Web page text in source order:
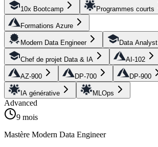
10x Bootcamp Programmes courts
Formations Azure
Modern Data Engineer Data Analyst
Chef de projet Data & IA AI-102
AZ-900 DP-700 DP-900
IA générative MLOps
Advanced
9 mois
Mastère Modern Data Engineer